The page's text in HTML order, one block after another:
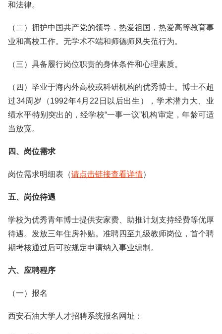
和法律。
（二）拥护中国共产党的领导，热爱祖国，热爱高等教育事
业和高校工作。无学术不端和师德师风失范行为。
（三）具备履行岗位职责的身体条件和心理素质。
（四）毕业于海内外高校或科研机构的优秀博士。博士不超
过34周岁（1992年4月22日以后出生），学术潜力大、业
绩水平特别突出的，经学校“一事一议”机构审定，年龄可适
当放宽。
四、岗位需求
岗位需求明细表（请点击链接查看详情）
五、岗位待遇
学校为优秀青年博士提供安家费、助推计划支持经费等优厚
待遇。发放三年住房补贴。准聘四至九级教师岗位，首个聘
期考核通过后可按规定申请纳入事业编制。
六、应聘程序
（一）报名
西安石油大学人才招聘系统报名网址：